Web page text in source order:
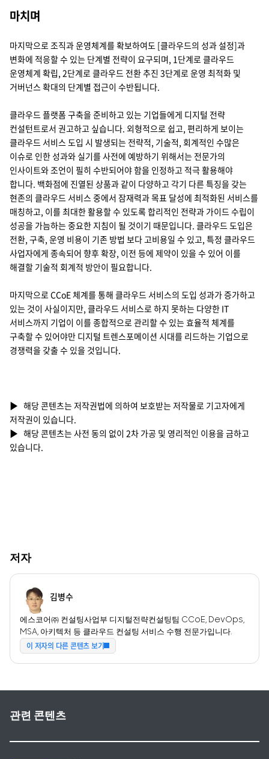
마치며
마지막으로 조직과 운영체계를 확보하여도 [클라우드의 성과 설정]과
변화에 적응할 수 있는 단계별 전략이 요구되며, 1단계로 클라우드
운영체계 확립, 2단계로 클라우드 전환 추진 3단계로 운영 최적화 및
거버넌스 확대의 단계별 접근이 수반됩니다.
클라우드 플랫폼 구축을 준비하고 있는 기업들에게 디지털 전략
컨설턴트로서 권고하고 싶습니다. 외형적으로 쉽고, 편리하게 보이는
클라우드 서비스 도입 시 발생되는 전략적, 기술적, 회계적인 수많은
이슈로 인한 성과와 실기를 사전에 예방하기 위해서는 전문가의
인사이트와 조언이 필히 수반되어야 함을 인정하고 적극 활용해야
합니다. 백화점에 진열된 상품과 같이 다양하고 각기 다른 특징을 갖는
현존의 클라우드 서비스 중에서 잠재력과 목표 달성에 최적화된 서비스를
매칭하고, 이를 최대한 활용할 수 있도록 합리적인 전략과 가이드 수립이
성공을 가늠하는 중요한 지침이 될 것이기 때문입니다. 클라우드 도입은
전환, 구축, 운영 비용이 기존 방법 보다 고비용일 수 있고, 특정 클라우드
사업자에게 종속되어 향후 확장, 이전 등에 제약이 있을 수 있어 이를
해결할 기술적 회계적 방안이 필요합니다.
마지막으로 CCoE 체계를 통해 클라우드 서비스의 도입 성과가 증가하고
있는 것이 사실이지만, 클라우드 서비스로 하지 못하는 다양한 IT
서비스까지 기업이 이를 종합적으로 관리할 수 있는 효율적 체계를
구축할 수 있어야만 디지털 트렌스포메이션 시대를 리드하는 기업으로
경쟁력을 갖출 수 있을 것입니다.
▶ 해당 콘텐츠는 저작권법에 의하여 보호받는 저작물로 기고자에게
저작권이 있습니다.
▶ 해당 콘텐츠는 사전 동의 없이 2차 가공 및 영리적인 이용을 금하고
있습니다.
저자
김병수
에스코어㈜ 컨설팅사업부 디지털전략컨설팅팀 CCoE, DevOps,
MSA, 아키텍처 등 클라우드 컨설팅 서비스 수행 전문가입니다.
이 저자의 다른 콘텐츠 보기
관련 콘텐츠